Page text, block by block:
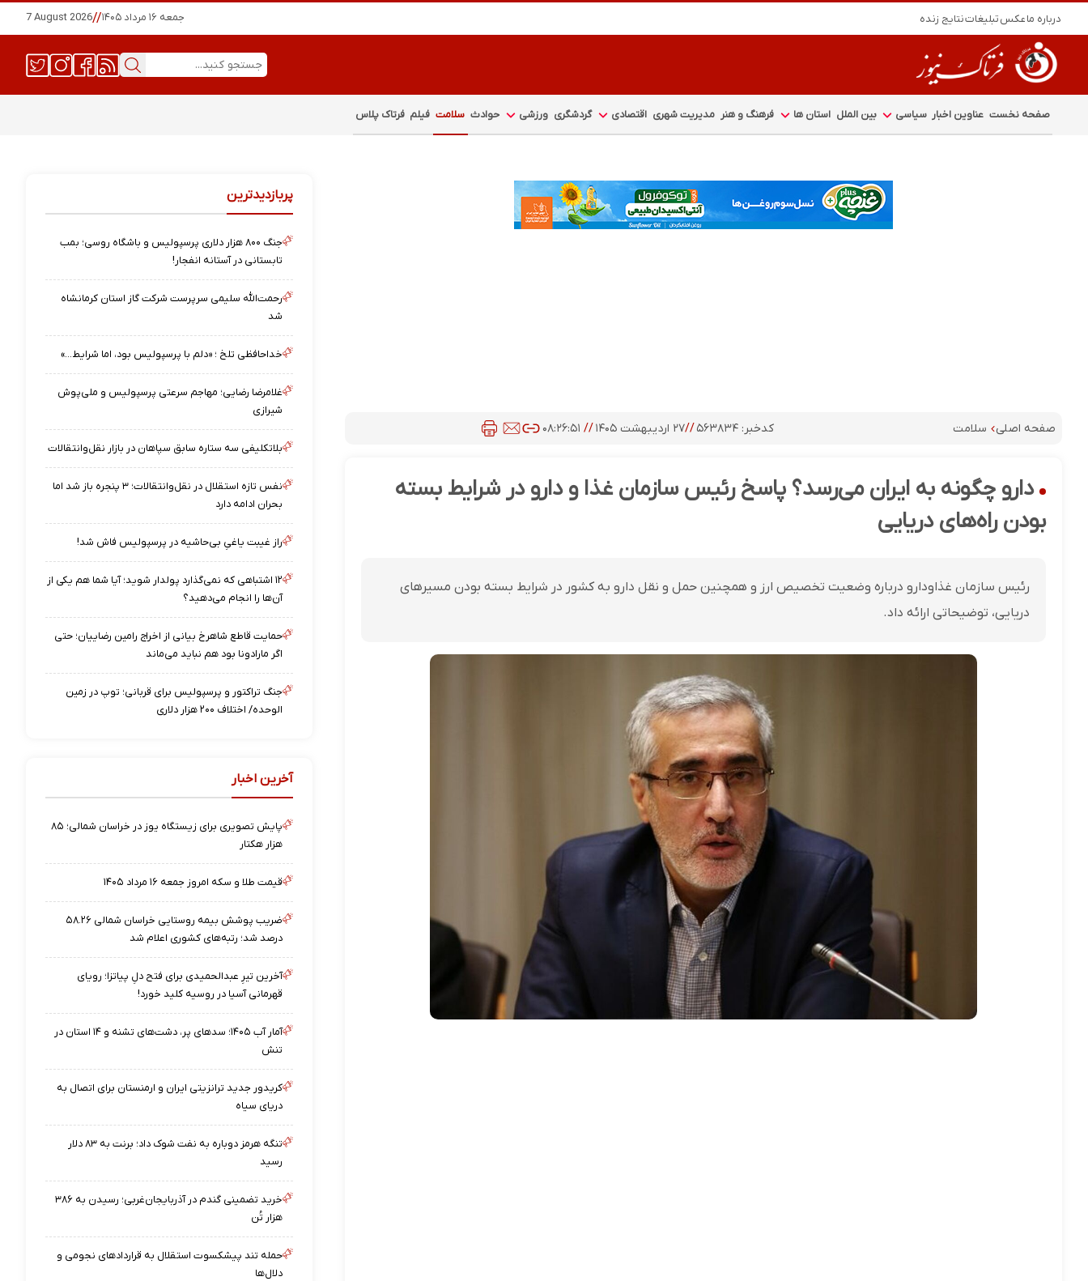
درباره ماعکستبلیغاتنتایج زنده جمعه ۱۶ مرداد ۱۴۰۵ //
7 August 2026
صفحه نخست عناوین اخبار سیاسی بین الملل استان ها فرهنگ و هنر مدیریت شهری اقتصادی گردشگری ورزشی حوادث سلامت فیلم فرتاک پلاس
صفحه اصلی سلامت کدخبر: ۵۶۳۸۳۴ //۲۷ اردیبهشت ۱۴۰۵ // ۰۸:۲۶:۵۱
دارو چگونه به ایران می‌رسد؟ پاسخ رئیس سازمان غذا و دارو در شرایط بسته
بودن راه‌های دریایی
رئیس سازمان غذاودارو درباره وضعیت تخصیص ارز و همچنین حمل و نقل دارو به کشور در شرایط بسته بودن مسیرهای
دریایی، توضیحاتی ارائه داد.
پربازدیدترین
جنگ ۸۰۰ هزار دلاری پرسپولیس و باشگاه روسی؛ بمب
تابستانی در آستانه انفجار!
رحمت‌الله سلیمی سرپرست شرکت گاز استان کرمانشاه
شد
خداحافظی تلخ ؛ «دلم با پرسپولیس بود، اما شرایط…»
غلامرضا رضایی؛ مهاجم سرعتی پرسپولیس و ملی‌پوش
شیرازی
بلاتکلیفی سه ستاره سابق سپاهان در بازار نقل‌وانتقالات
نفس تازه استقلال در نقل‌وانتقالات؛ ۳ پنجره باز شد اما
بحران ادامه دارد
راز غیبت یاغیِ بی‌حاشیه در پرسپولیس فاش شد!
۱۲ اشتباهی که نمی‌گذارد پولدار شوید؛ آیا شما هم یکی از
آن‌ها را انجام می‌دهید؟
حمایت قاطع شاهرخ بیانی از اخراج رامین رضاییان؛ حتی
اگر مارادونا بود هم نباید می‌ماند
جنگ تراکتور و پرسپولیس برای قربانی؛ توپ در زمین
الوحده/ اختلاف ۲۰۰ هزار دلاری
آخرین اخبار
پایش تصویری برای زیستگاه یوز در خراسان شمالی؛ ۸۵
هزار هکتار
قیمت طلا و سکه امروز جمعه ۱۶ مرداد ۱۴۰۵
ضریب پوشش بیمه روستایی خراسان شمالی ۵۸.۲۶
درصد شد؛ رتبه‌های کشوری اعلام شد
آخرین تیرِ عبدالحمیدی برای فتح دلِ پیاتزا؛ رویای
قهرمانی آسیا در روسیه کلید خورد!
آمار آب ۱۴۰۵؛ سدهای پر، دشت‌های تشنه و ۱۴ استان در
تنش
کریدور جدید ترانزیتی ایران و ارمنستان برای اتصال به
دریای سیاه
تنگه هرمز دوباره به نفت شوک داد؛ برنت به ۸۳ دلار
رسید
خرید تضمینی گندم در آذربایجان‌غربی؛ رسیدن به ۳۸۶
هزار تُن
حمله تند پیشکسوت استقلال به قراردادهای نجومی و
دلال‌ها